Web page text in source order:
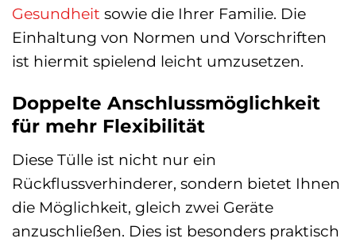
Gesundheit sowie die Ihrer Familie. Die
Einhaltung von Normen und Vorschriften
ist hiermit spielend leicht umzusetzen.
Doppelte Anschlussmöglichkeit
für mehr Flexibilität
Diese Tülle ist nicht nur ein
Rückflussverhinderer, sondern bietet Ihnen
die Möglichkeit, gleich zwei Geräte
anzuschließen. Dies ist besonders praktisch